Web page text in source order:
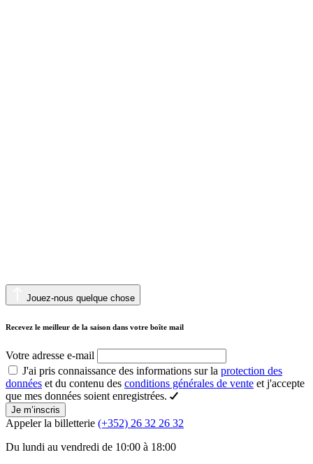
Jouez-nous quelque chose
Recevez le meilleur de la saison dans votre boîte mail
Votre adresse e-mail
J'ai pris connaissance des informations sur la protection des
données et du contenu des conditions générales de vente et j'accepte
que mes données soient enregistrées.
Je m’inscris
Appeler la billetterie (+352) 26 32 26 32
Du lundi au vendredi de 10:00 à 18:00